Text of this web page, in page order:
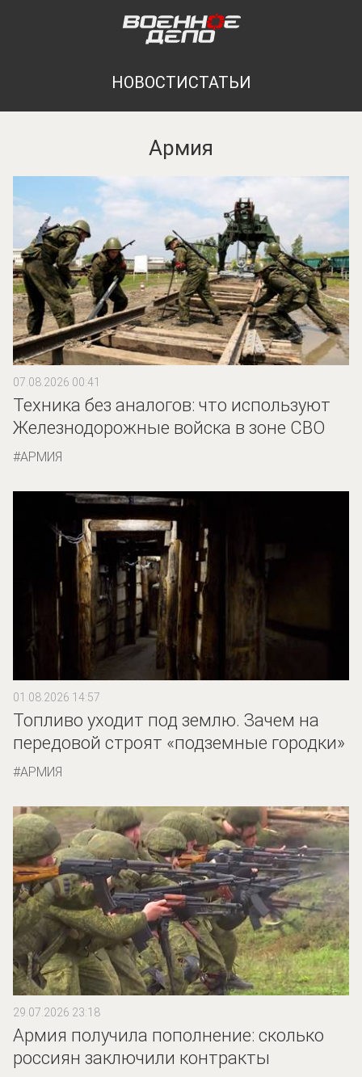
НОВОСТИСТАТЬИ
Армия
07.08.2026 00:41
Техника без аналогов: что используют
Железнодорожные войска в зоне СВО
АРМИЯ
01.08.2026 14:57
Топливо уходит под землю. Зачем на
передовой строят «подземные городки»
АРМИЯ
29.07.2026 23:18
Армия получила пополнение: сколько
россиян заключили контракты